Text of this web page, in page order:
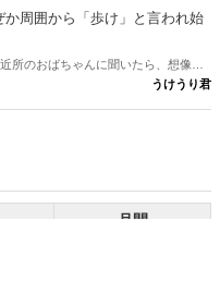
仮名で、一部に脚色を含みます。
周囲から「歩け」と言われ始
所のおばちゃんに聞いたら、想像の
ま歩いていた男が、ついに「理由」を
うけうり君
月間